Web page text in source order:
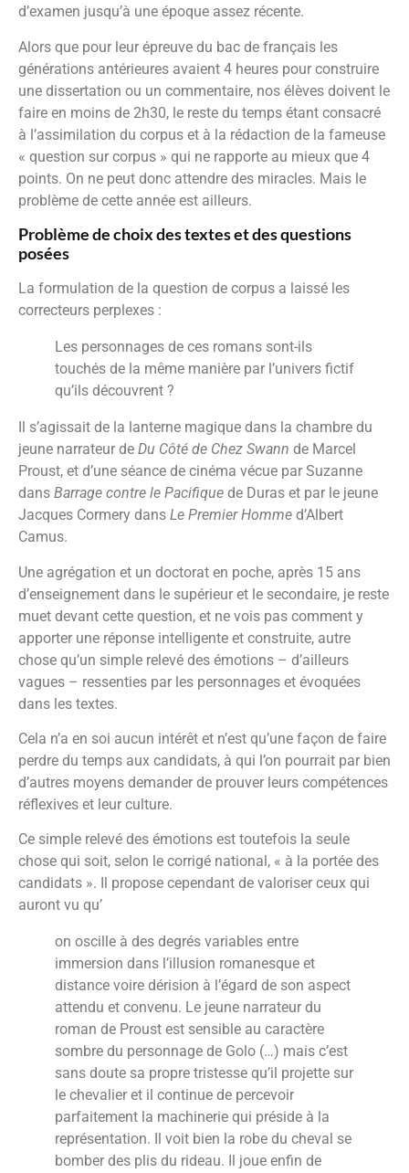
d’examen jusqu’à une époque assez récente.
Alors que pour leur épreuve du bac de français les
générations antérieures avaient 4 heures pour construire
une dissertation ou un commentaire, nos élèves doivent le
faire en moins de 2h30, le reste du temps étant consacré
à l’assimilation du corpus et à la rédaction de la fameuse
« question sur corpus » qui ne rapporte au mieux que 4
points. On ne peut donc attendre des miracles. Mais le
problème de cette année est ailleurs.
Problème de choix des textes et des questions
posées
La formulation de la question de corpus a laissé les
correcteurs perplexes :
Les personnages de ces romans sont-ils
touchés de la même manière par l’univers fictif
qu’ils découvrent ?
Il s’agissait de la lanterne magique dans la chambre du
jeune narrateur de Du Côté de Chez Swann de Marcel
Proust, et d’une séance de cinéma vécue par Suzanne
dans Barrage contre le Pacifique de Duras et par le jeune
Jacques Cormery dans Le Premier Homme d’Albert
Camus.
Une agrégation et un doctorat en poche, après 15 ans
d’enseignement dans le supérieur et le secondaire, je reste
muet devant cette question, et ne vois pas comment y
apporter une réponse intelligente et construite, autre
chose qu’un simple relevé des émotions – d’ailleurs
vagues – ressenties par les personnages et évoquées
dans les textes.
Cela n’a en soi aucun intérêt et n’est qu’une façon de faire
perdre du temps aux candidats, à qui l’on pourrait par bien
d’autres moyens demander de prouver leurs compétences
réflexives et leur culture.
Ce simple relevé des émotions est toutefois la seule
chose qui soit, selon le corrigé national, « à la portée des
candidats ». Il propose cependant de valoriser ceux qui
auront vu qu’
on oscille à des degrés variables entre
immersion dans l’illusion romanesque et
distance voire dérision à l’égard de son aspect
attendu et convenu. Le jeune narrateur du
roman de Proust est sensible au caractère
sombre du personnage de Golo (…) mais c’est
sans doute sa propre tristesse qu’il projette sur
le chevalier et il continue de percevoir
parfaitement la machinerie qui préside à la
représentation. Il voit bien la robe du cheval se
bomber des plis du rideau. Il joue enfin de